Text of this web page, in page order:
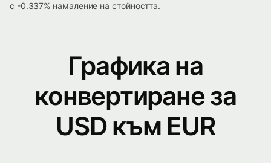
с -0.337% намаление на стойността.
Графика на
конвертиране за
USD към EUR